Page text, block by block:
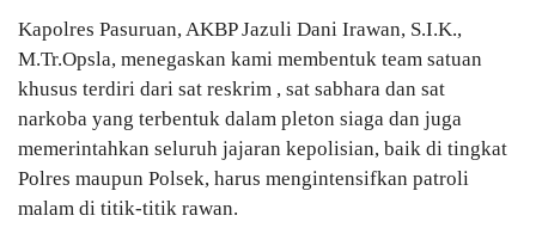
Kapolres Pasuruan, AKBP Jazuli Dani Irawan, S.I.K.,
M.Tr.Opsla, menegaskan kami membentuk team satuan
khusus terdiri dari sat reskrim , sat sabhara dan sat
narkoba yang terbentuk dalam pleton siaga dan juga
memerintahkan seluruh jajaran kepolisian, baik di tingkat
Polres maupun Polsek, harus mengintensifkan patroli
malam di titik-titik rawan.